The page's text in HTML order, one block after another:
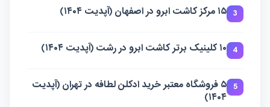
3 ۱۵ مرکز کاشت ابرو در اصفهان (آپدیت ۱۴۰۴)
4 ۱۰ کلینیک برتر کاشت ابرو در رشت (آپدیت ۱۴۰۴)
5
۵ فروشگاه معتبر خرید ادکلن لطافه در تهران (آپدیت
۱۴۰۴)